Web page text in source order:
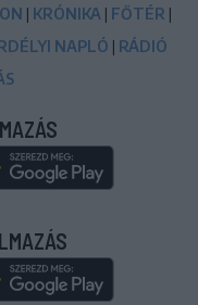
| KRÓNIKA | FŐTÉR |
NAPLÓ | RÁDIÓ